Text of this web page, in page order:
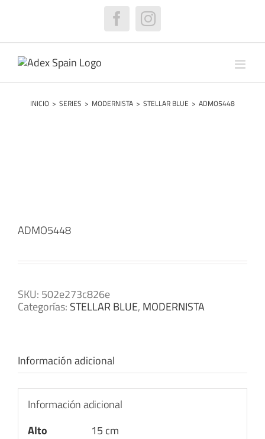
FacebookInstagram
INICIO > SERIES > MODERNISTA > STELLAR BLUE > ADMO5448
ADMO5448
SKU: 502e273c826e
Categorías: STELLAR BLUE, MODERNISTA
Información adicional
Información adicional
Alto
15 cm